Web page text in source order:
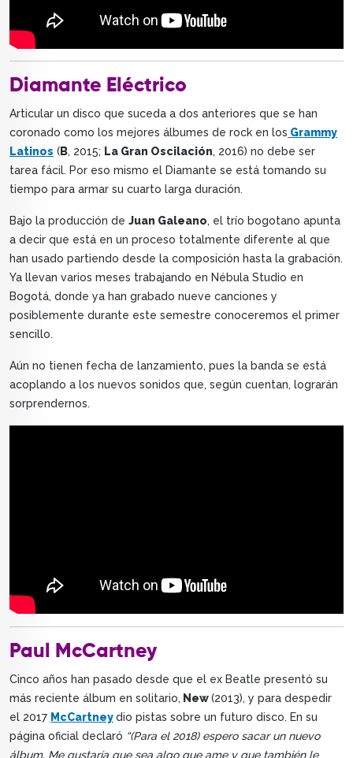
Diamante Eléctrico
Articular un disco que suceda a dos anteriores que se han
coronado como los mejores álbumes de rock en los Grammy
Latinos (B, 2015; La Gran Oscilación, 2016) no debe ser
tarea fácil. Por eso mismo el Diamante se está tomando su
tiempo para armar su cuarto larga duración.
Bajo la producción de Juan Galeano, el trío bogotano apunta
a decir que está en un proceso totalmente diferente al que
han usado partiendo desde la composición hasta la grabación.
Ya llevan varios meses trabajando en Nébula Studio en
Bogotá, donde ya han grabado nueve canciones y
posiblemente durante este semestre conoceremos el primer
sencillo.
Aún no tienen fecha de lanzamiento, pues la banda se está
acoplando a los nuevos sonidos que, según cuentan, lograrán
sorprendernos.
Paul McCartney
Cinco años han pasado desde que el ex Beatle presentó su
más reciente álbum en solitario, New(2013), y para despedir
el 2017 McCartneydio pistas sobre un futuro disco. En su
página oficial declaró “(Para el 2018) espero sacar un nuevo
álbum. Me gustaría que sea algo que ame y que también le